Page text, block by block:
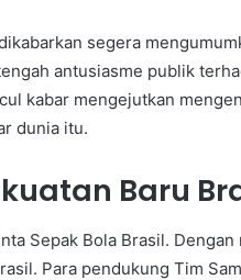
segera
antusiasme publik
kabar mengejutkan
dunia itu.
Baru
Sepak Bola Brasil. Dengan
Para pendukung Tim